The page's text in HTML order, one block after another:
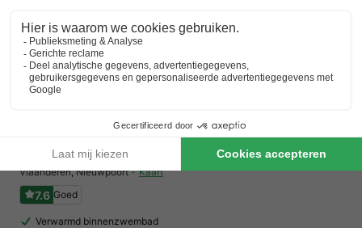
Holiday Suites Nieuwpoort
Vlaanderen,Nieuwpoort Kaart
7.6 Goed
Verwarmd binnenzwembad